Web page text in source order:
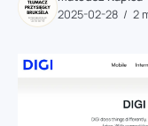
2025-02-28
2